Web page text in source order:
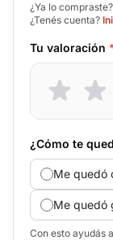
¿Ya lo
¿Tenés cuenta?
Tu valoración
¿Cómo te
Me quedó
Me quedó
Con esto ayudás